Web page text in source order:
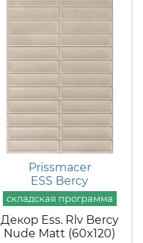
Prissmacer
ESS Bercy
Декор Ess. Rlv Bercy
Nude Matt (60x120)